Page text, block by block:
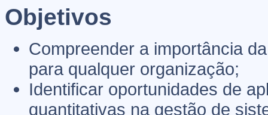
Objetivos
Compreender a importância
para qualquer organização;
Identificar oportunidades de
quantitativas na gestão de